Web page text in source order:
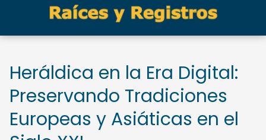
Heráldica en la Era Digital:
Preservando Tradiciones
Europeas y Asiáticas en el